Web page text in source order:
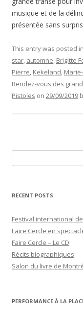
musique et de la
présentée sans
This entry was posted in
star, automne, Brigitte
Pierre, Kekeland,
Rendez-vous des
Pistoles on 29/09/2019
for:
RECENT POSTS
Festival international
Faire Cercle en
Faire Cercle – Le CD
Récits biographiques
Salon du livre de
PERFORMANCE À LA